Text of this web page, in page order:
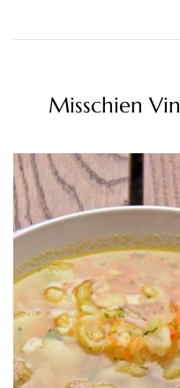
Misschien